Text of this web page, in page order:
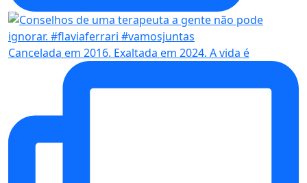
Cancelada em 2016. Exaltada em 2024. A vida é